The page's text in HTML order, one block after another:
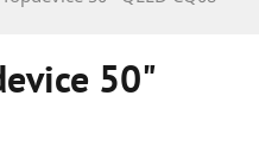
50"